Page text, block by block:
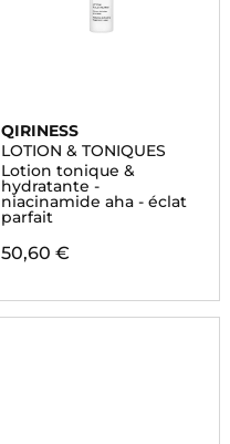
QIRINESS
LOTION & TONIQUES
Lotion tonique &
hydratante -
niacinamide aha - éclat
parfait
50,60 €